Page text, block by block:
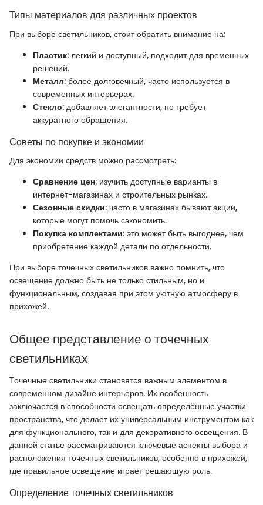
Типы материалов для различных проектов
При выборе светильников, стоит обратить внимание на:
Пластик: легкий и доступный, подходит для временных
решений.
Металл: более долговечный, часто используется в
современных интерьерах.
Стекло: добавляет элегантности, но требует
аккуратного обращения.
Советы по покупке и экономии
Для экономии средств можно рассмотреть:
Сравнение цен: изучить доступные варианты в
интернет-магазинах и строительных рынках.
Сезонные скидки: часто в магазинах бывают акции,
которые могут помочь сэкономить.
Покупка комплектами: это может быть выгоднее, чем
приобретение каждой детали по отдельности.
При выборе точечных светильников важно помнить, что
освещение должно быть не только стильным, но и
функциональным, создавая при этом уютную атмосферу в
прихожей.
Общее представление о точечных
светильниках
Точечные светильники становятся важным элементом в
современном дизайне интерьеров. Их особенность
заключается в способности освещать определённые участки
пространства, что делает их универсальным инструментом как
для функционального, так и для декоративного освещения. В
данной статье рассматриваются ключевые аспекты выбора и
расположения точечных светильников, особенно в прихожей,
где правильное освещение играет решающую роль.
Определение точечных светильников